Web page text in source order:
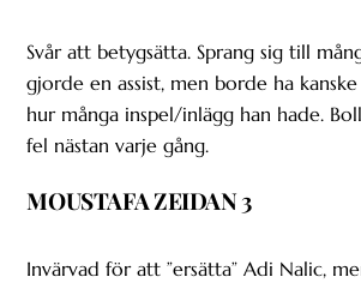
Svår att betygsätta. Sprang sig till
gjorde en assist, men borde ha
hur många inspel/inlägg han hade.
fel nästan varje gång.
MOUSTAFA ZEIDAN 3
Invärvad för att ”ersätta” Adi Nalic,